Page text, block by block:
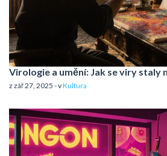
Virologie a umění: Jak se viry staly
z zář 27, 2025 - vKultura